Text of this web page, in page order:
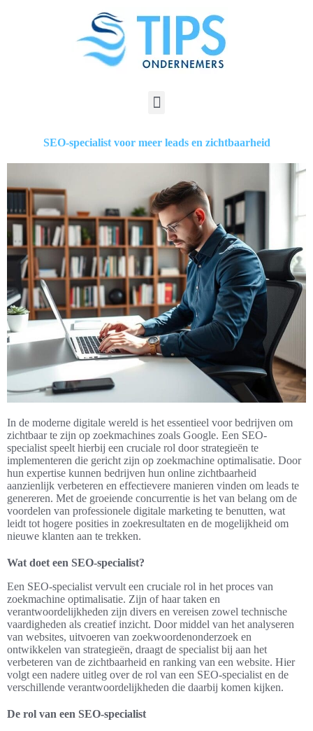
SEO-specialist voor meer leads en zichtbaarheid
In de moderne digitale wereld is het essentieel voor bedrijven om
zichtbaar te zijn op zoekmachines zoals Google. Een SEO-
specialist speelt hierbij een cruciale rol door strategieën te
implementeren die gericht zijn op zoekmachine optimalisatie. Door
hun expertise kunnen bedrijven hun online zichtbaarheid
aanzienlijk verbeteren en effectievere manieren vinden om leads te
genereren. Met de groeiende concurrentie is het van belang om de
voordelen van professionele digitale marketing te benutten, wat
leidt tot hogere posities in zoekresultaten en de mogelijkheid om
nieuwe klanten aan te trekken.
Wat doet een SEO-specialist?
Een SEO-specialist vervult een cruciale rol in het proces van
zoekmachine optimalisatie. Zijn of haar taken en
verantwoordelijkheden zijn divers en vereisen zowel technische
vaardigheden als creatief inzicht. Door middel van het analyseren
van websites, uitvoeren van zoekwoordenonderzoek en
ontwikkelen van strategieën, draagt de specialist bij aan het
verbeteren van de zichtbaarheid en ranking van een website. Hier
volgt een nadere uitleg over de rol van een SEO-specialist en de
verschillende verantwoordelijkheden die daarbij komen kijken.
De rol van een SEO-specialist